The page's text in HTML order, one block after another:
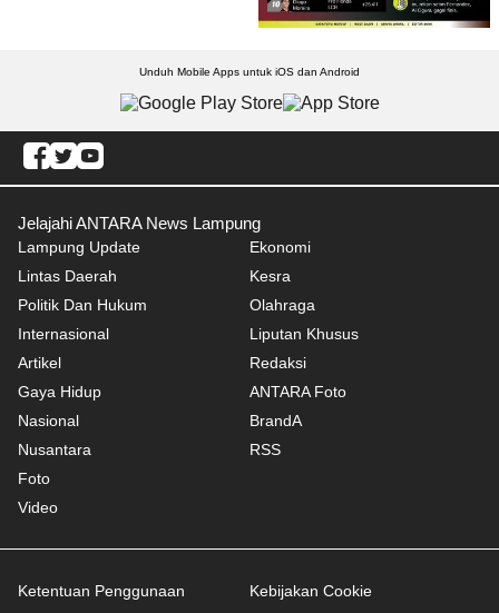
Unduh Mobile Apps untuk iOS dan Android
Jelajahi ANTARA News Lampung
Lampung Update
Lintas Daerah
Politik Dan Hukum
Internasional
Artikel
Gaya Hidup
Nasional
Nusantara
Foto
Video
Ekonomi
Kesra
Olahraga
Liputan Khusus
Redaksi
ANTARA Foto
BrandA
RSS
Ketentuan Penggunaan
Kebijakan Cookie